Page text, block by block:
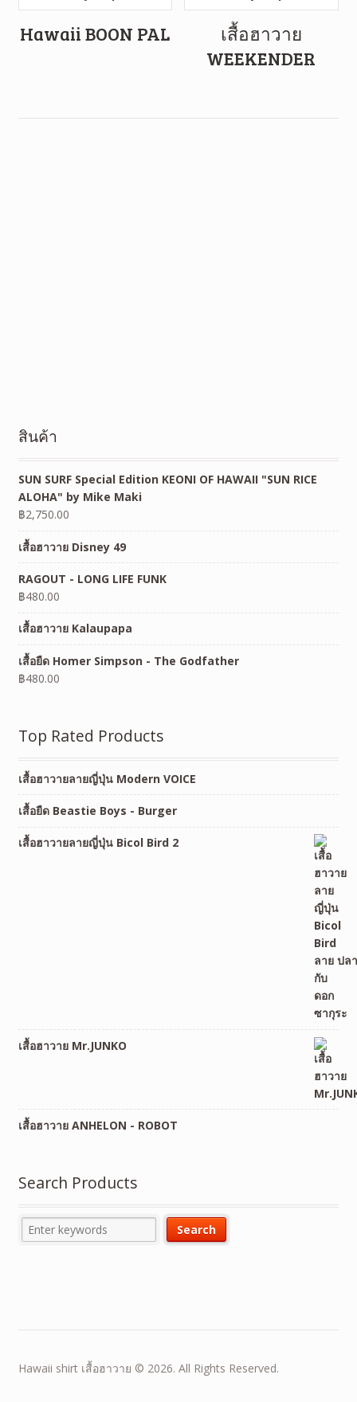
Hawaii BOON PAL
เสื้อฮาวาย
WEEKENDER
สินค้า
SUN SURF Special Edition KEONI OF HAWAII "SUN RICE
ALOHA" by Mike Maki
฿2,750.00
เสื้อฮาวาย Disney 49
RAGOUT - LONG LIFE FUNK
฿480.00
เสื้อฮาวาย Kalaupapa
เสื้อยืด Homer Simpson - The Godfather
฿480.00
Top Rated Products
เสื้อฮาวายลายญี่ปุ่น Modern VOICE
เสื้อยืด Beastie Boys - Burger
เสื้อฮาวายลายญี่ปุ่น Bicol Bird 2
เสื้อฮาวาย Mr.JUNKO
เสื้อฮาวาย ANHELON - ROBOT
Search Products
Hawaii shirt เสื้อฮาวาย © 2026. All Rights Reserved.